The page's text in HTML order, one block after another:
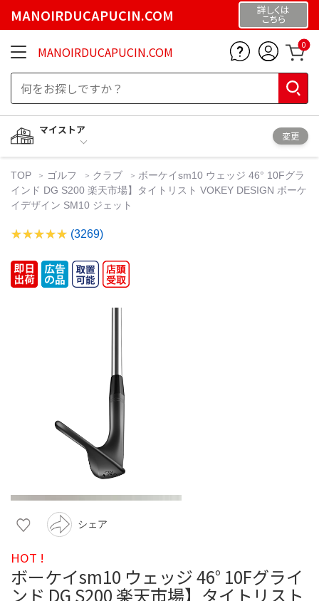
MANOIRDUCAPUCIN.COM 詳しくは
こちら
MANOIRDUCAPUCIN.COM 0
マイストア
変更
TOP ゴルフ クラブ
ボーケイsm10 ウェッジ 46° 10Fグラ
インド DG S200 楽天市場】タイトリスト VOKEY DESIGN ボーケ
イデザイン SM10 ジェット
(3269)
シェア
HOT !
ボーケイsm10 ウェッジ 46° 10Fグライ
ンド DG S200 楽天市場】タイトリスト